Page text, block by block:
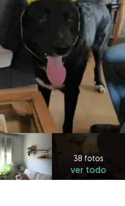
38 fotos
ver todo